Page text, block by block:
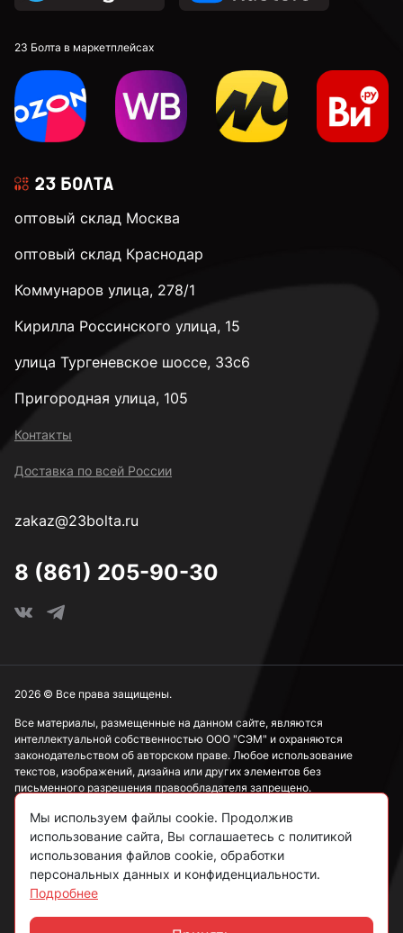
23 Болта в маркетплейсах
оптовый склад Москва
оптовый склад Краснодар
Коммунаров улица, 278/1
Кирилла Россинского улица, 15
улица Тургеневское шоссе, 33с6
Пригородная улица, 105
Контакты
Доставка по всей России
zakaz@23bolta.ru
8 (861) 205-90-30
Все материалы, размещенные на данном сайте, являются
интеллектуальной собственностью ООО "СЭМ" и охраняются
законодательством об авторском праве. Любое использование
текстов, изображений, дизайна или других элементов без
письменного разрешения правообладателя запрещено.
Информация, представленная на сайте, носит исключительно
ознакомительный характер и не может рассматриваться как
публичная оферта в соответствии со ст. 437 ГК РФ.
Политика конфиденциальности
Согласие на обработку данных
2026 © Все права защищены.
Мы используем файлы cookie. Продолжив
использование сайта, Вы соглашаетесь с политикой
использования файлов cookie, обработки
персональных данных и конфиденциальности.
Подробнее